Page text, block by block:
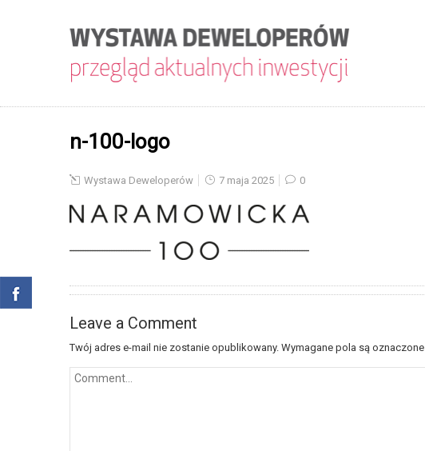
n-100-logo
Wystawa Deweloperów 7 maja 2025 0
Leave a Comment
Twój adres e-mail nie zostanie opublikowany. Wymagane pola są oznaczone